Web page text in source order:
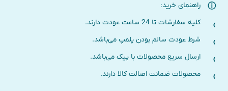
راهنمای خرید:
کلیه سفارشات تا 24 ساعت عودت دارند.
شرط عودت سالم بودن پلمپ می‌باشد.
ارسال سریع محصولات با پیک می‌باشد.
محصولات ضمانت اصالت کالا دارند.